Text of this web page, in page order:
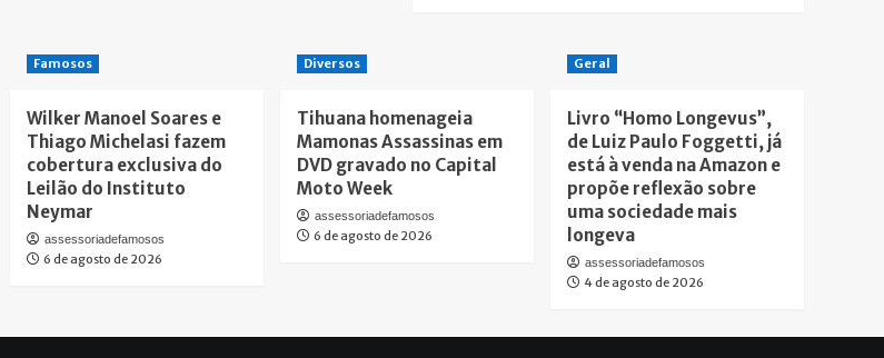
Famosos
Wilker Manoel Soares e
Thiago Michelasi fazem
cobertura exclusiva do
Leilão do Instituto
Neymar
assessoriadefamosos
6 de agosto de 2026
Diversos
Tihuana homenageia
Mamonas Assassinas em
DVD gravado no Capital
Moto Week
assessoriadefamosos
6 de agosto de 2026
Geral
Livro “Homo Longevus”,
de Luiz Paulo Foggetti, já
está à venda na Amazon e
propõe reflexão sobre
uma sociedade mais
longeva
assessoriadefamosos
4 de agosto de 2026